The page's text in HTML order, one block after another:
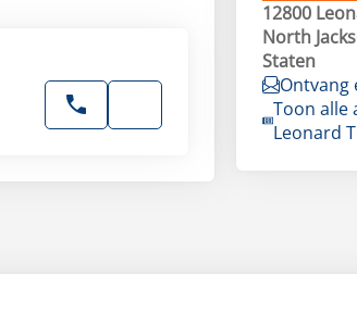
12800
North
Staten
Ontvang
Toon alle
Leonard